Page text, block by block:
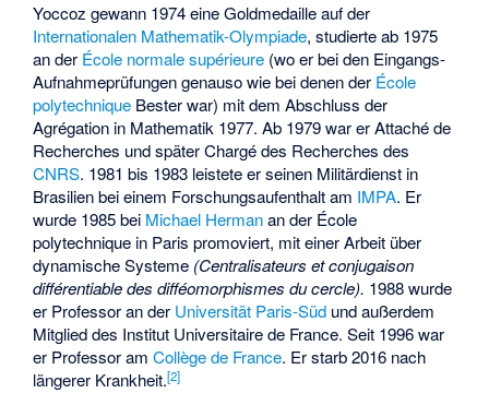
Yoccoz gewann 1974 eine Goldmedaille auf der
Internationalen Mathematik-Olympiade, studierte ab 1975
an der École normale supérieure (wo er bei den Eingangs-
Aufnahmeprüfungen genauso wie bei denen der École
polytechnique Bester war) mit dem Abschluss der
Agrégation in Mathematik 1977. Ab 1979 war er Attaché de
Recherches und später Chargé des Recherches des
CNRS. 1981 bis 1983 leistete er seinen Militärdienst in
Brasilien bei einem Forschungsaufenthalt am IMPA. Er
wurde 1985 bei Michael Hermanan der École
polytechnique in Paris promoviert, mit einer Arbeit über
dynamische Systeme (Centralisateurs et conjugaison
différentiable des difféomorphismes du cercle). 1988 wurde
er Professor an der Universität Paris-Süd und außerdem
Mitglied des Institut Universitaire de France. Seit 1996 war
er Professor amCollège de France. Er starb 2016 nach
längerer Krankheit.[2]